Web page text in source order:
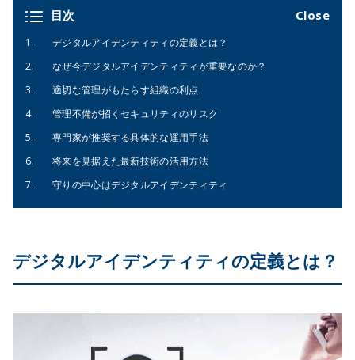
目次
デジタルアイデンティティの定義とは？
なぜ今デジタルアイデンティティが重要なのか？
適切な管理がもたらす組織の利点
管理不備が招くセキュリティのリスク
専門家が推奨する具体的な運用手法
将来を見据えた最新技術の活用方法
守りの中心はデジタルアイデンティティ
デジタルアイデンティティの定義とは？